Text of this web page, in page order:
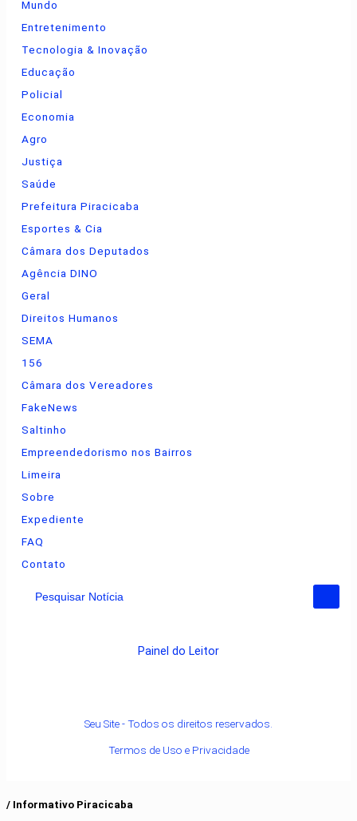
Mundo
Entretenimento
Tecnologia & Inovação
Educação
Policial
Economia
Agro
Justiça
Saúde
Prefeitura Piracicaba
Esportes & Cia
Câmara dos Deputados
Agência DINO
Geral
Direitos Humanos
SEMA
156
Câmara dos Vereadores
FakeNews
Saltinho
Empreendedorismo nos Bairros
Limeira
Sobre
Expediente
FAQ
Contato
Pesquisar Notícia
Painel do Leitor
Seu Site - Todos os direitos reservados.
Termos de Uso e Privacidade
/ Informativo Piracicaba